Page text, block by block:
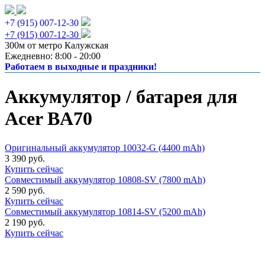
+7 (915) 007-12-30
+7 (915) 007-12-30
300м от метро Калужская
Ежедневно: 8:00 - 20:00
Работаем в выходные и праздники!
Аккумулятор / батарея для
Acer BA70
Оригинальный аккумулятор 10032-G (4400 mAh)
3 390 руб.
Купить сейчас
Совместимый аккумулятор 10808-SV (7800 mAh)
2 590 руб.
Купить сейчас
Совместимый аккумулятор 10814-SV (5200 mAh)
2 190 руб.
Купить сейчас